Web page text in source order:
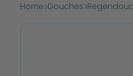
Home Douches